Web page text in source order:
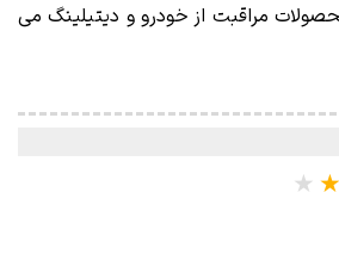
مراقبت از خودرو و دیتیلینگ می